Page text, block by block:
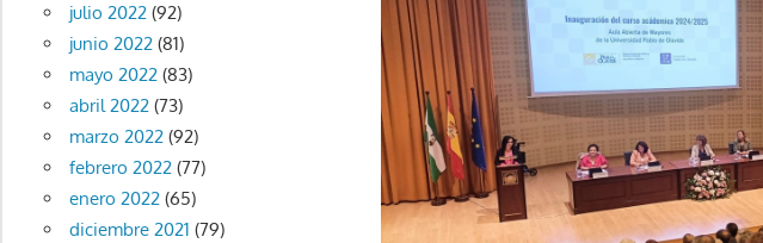
julio 2022(92)
junio 2022(81)
mayo 2022(83)
abril 2022(73)
marzo 2022(92)
febrero 2022(77)
enero 2022(65)
diciembre 2021 (79)